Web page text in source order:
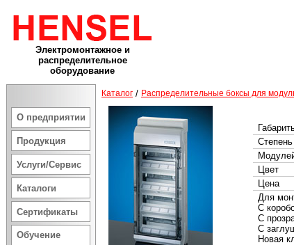
Электромонтажное и
распределительное
оборудование
О предприятии
Продукция
Услуги/Сервис
Каталоги
Сертификаты
Обучение
Каталог / Распределительные боксы для
Цвет
Цена
Для
С
С
С
Новая